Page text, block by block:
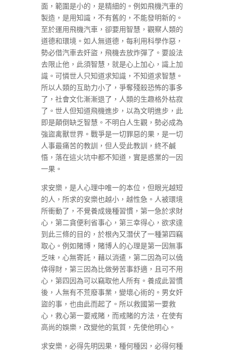
面，範圍是小的，是精細的。例如飛機汽車的
製造，是用知識，不有舊的，不能發明新的。
至於運用飛機汽車，卻要用智慧，觀察人類的
道德和環境。如人無道德，每利用科學作惡，
勢必借汽車去奸盜，飛機去放炸彈了。要設法
去限止他，此須智慧，就是心上加心，識上加
識。可憐世人只知道求知識，不知道求智慧。
所以人類的互助力小了，爭奪殘殺恐怖的事多
了，社會文化漸漸退了，人類的生趣格外枯寂
了。世人但知道飛機進步，以為文明進步，此
即是顛倒缺乏智慧。不明白人生觀，勢必成為
強盜禽獸世界。戰爭是一切罪惡的果，是一切
人事最痛苦的教訓，但人受此教訓，終不鹹
悟，落在這火坑中都不知道，實是惑業的一因
一果。
求安樂，是人心理中唯一的本位，但眼光越短
的人，所求的安樂也越小，越性急。人被環境
所衝動了，不覺養成幾種習慣，第一急於求財
心，第二貪便利省事心，第三幸得心，欲求達
到此三條的目的，於根內又潛伏了一種第四竊
取心。例如賭博，賭博人的心理是第一因無事
乏味，心無寄託，藉以消遣，第二因為可以僥
倖得財，第三因為比做勞苦事舒適，且可不用
心，第四因為可以竊取他人所有。養成此習慣
後，人無有不荒廢事業，變壞心術的。男女奸
盜的事，也由此而起了。所以救國第一要救
心，救心第一要戒賭，而戒賭的方法，在使有
高尚的娛樂，改變他的氣質，先使他明心。
求安樂，必得先明因果，種何種因，必得何種